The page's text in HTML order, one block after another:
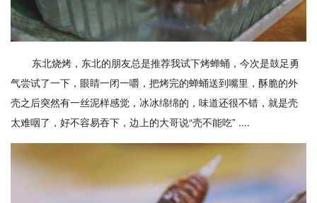
东北烧烤，东北的朋友总是推荐我试下烤蝉蛹，今次是鼓足勇
气尝试了一下，眼睛一闭一嚼，把烤完的蝉蛹送到嘴里，酥脆的外
壳之后突然有一丝泥样感觉，冰冰绵绵的，味道还很不错，就是壳
太难咽了，好不容易吞下，边上的大哥说“壳不能吃” ....